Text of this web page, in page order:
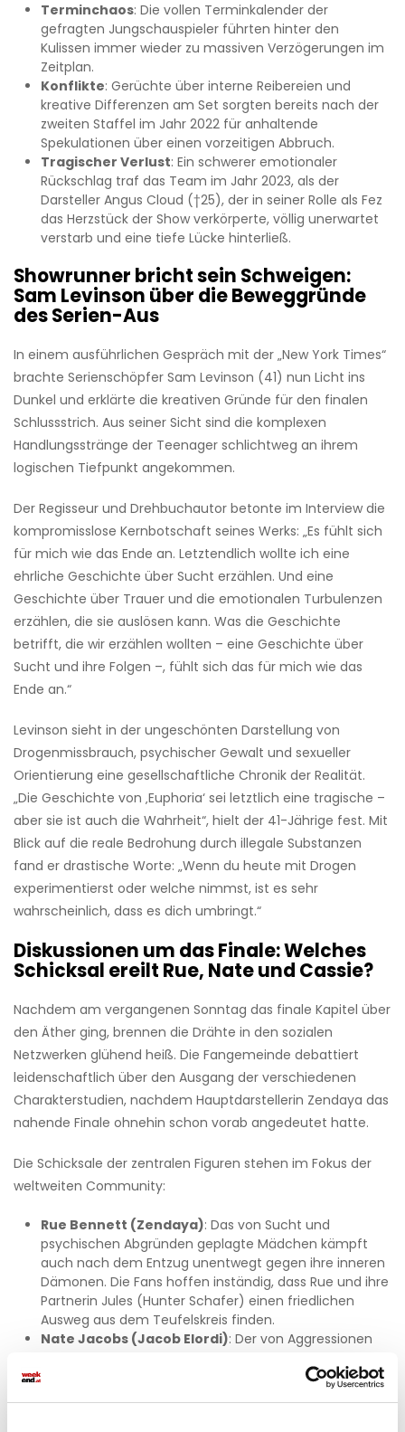
Terminchaos: Die vollen Terminkalender der
gefragten Jungschauspieler führten hinter den
Kulissen immer wieder zu massiven Verzögerungen im
Zeitplan.
Konflikte: Gerüchte über interne Reibereien und
kreative Differenzen am Set sorgten bereits nach der
zweiten Staffel im Jahr 2022 für anhaltende
Spekulationen über einen vorzeitigen Abbruch.
Tragischer Verlust: Ein schwerer emotionaler
Rückschlag traf das Team im Jahr 2023, als der
Darsteller Angus Cloud (†25), der in seiner Rolle als Fez
das Herzstück der Show verkörperte, völlig unerwartet
verstarb und eine tiefe Lücke hinterließ.
Showrunner bricht sein Schweigen:
Sam Levinson über die Beweggründe
des Serien-Aus
In einem ausführlichen Gespräch mit der „New York Times“
brachte Serienschöpfer Sam Levinson (41) nun Licht ins
Dunkel und erklärte die kreativen Gründe für den finalen
Schlussstrich. Aus seiner Sicht sind die komplexen
Handlungsstränge der Teenager schlichtweg an ihrem
logischen Tiefpunkt angekommen.
Der Regisseur und Drehbuchautor betonte im Interview die
kompromisslose Kernbotschaft seines Werks: „Es fühlt sich
für mich wie das Ende an. Letztendlich wollte ich eine
ehrliche Geschichte über Sucht erzählen. Und eine
Geschichte über Trauer und die emotionalen Turbulenzen
erzählen, die sie auslösen kann. Was die Geschichte
betrifft, die wir erzählen wollten – eine Geschichte über
Sucht und ihre Folgen –, fühlt sich das für mich wie das
Ende an.“
Levinson sieht in der ungeschönten Darstellung von
Drogenmissbrauch, psychischer Gewalt und sexueller
Orientierung eine gesellschaftliche Chronik der Realität.
„Die Geschichte von ‚Euphoria‘ sei letztlich eine tragische –
aber sie ist auch die Wahrheit“, hielt der 41-Jährige fest. Mit
Blick auf die reale Bedrohung durch illegale Substanzen
fand er drastische Worte: „Wenn du heute mit Drogen
experimentierst oder welche nimmst, ist es sehr
wahrscheinlich, dass es dich umbringt.“
Diskussionen um das Finale: Welches
Schicksal ereilt Rue, Nate und Cassie?
Nachdem am vergangenen Sonntag das finale Kapitel über
den Äther ging, brennen die Drähte in den sozialen
Netzwerken glühend heiß. Die Fangemeinde debattiert
leidenschaftlich über den Ausgang der verschiedenen
Charakterstudien, nachdem Hauptdarstellerin Zendaya das
nahende Finale ohnehin schon vorab angedeutet hatte.
Die Schicksale der zentralen Figuren stehen im Fokus der
weltweiten Community:
Rue Bennett (Zendaya): Das von Sucht und
psychischen Abgründen geplagte Mädchen kämpft
auch nach dem Entzug unentwegt gegen ihre inneren
Dämonen. Die Fans hoffen inständig, dass Rue und ihre
Partnerin Jules (Hunter Schafer) einen friedlichen
Ausweg aus dem Teufelskreis finden.
Nate Jacobs (Jacob Elordi): Der von Aggressionen
stand bis zum Schluss im Zentrum gewaltsamer